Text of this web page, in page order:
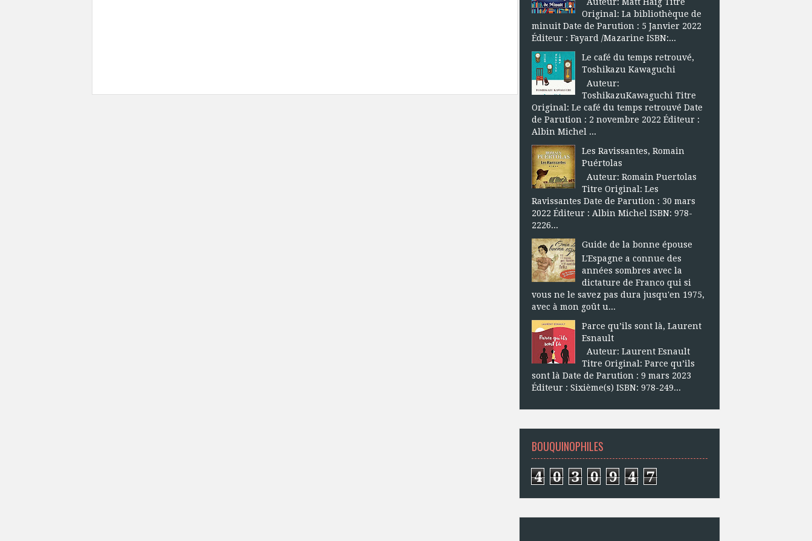
Original: La bibliothèque de
minuit Date de Parution : 5 Janvier 2022
Éditeur : Fayard /Mazarine ISBN:...
Le café du temps retrouvé,
Toshikazu Kawaguchi
Auteur:
ToshikazuKawaguchi Titre
Original: Le café du temps retrouvé Date
de Parution : 2 novembre 2022 Éditeur :
Albin Michel ...
Les Ravissantes, Romain
Puértolas
Auteur: Romain Puertolas
Titre Original: Les
Ravissantes Date de Parution : 30 mars
2022 Éditeur : Albin Michel ISBN: 978-
2226...
Guide de la bonne épouse
L'Espagne a connue des
années sombres avec la
dictature de Franco qui si
vous ne le savez pas dura jusqu'en 1975,
avec à mon goût u...
Parce qu’ils sont là, Laurent
Esnault
Auteur: Laurent Esnault
Titre Original: Parce qu’ils
sont là Date de Parution : 9 mars 2023
Éditeur : Sixième(s) ISBN: 978-249...
BOUQUINOPHILES
4 0 3 0 9 4 7